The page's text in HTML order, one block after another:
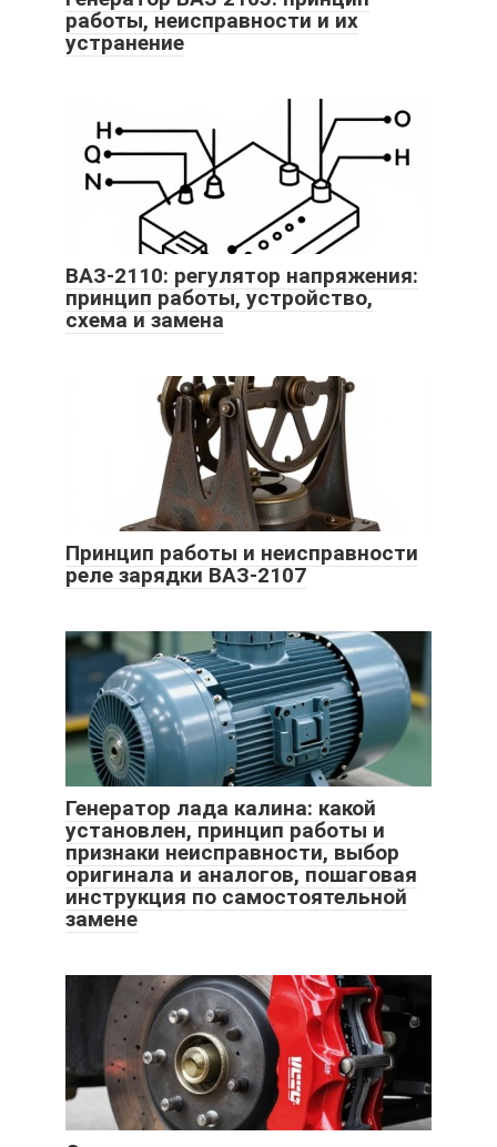
работы, неисправности и их
устранение
ВАЗ-2110: регулятор напряжения:
принцип работы, устройство,
схема и замена
Принцип работы и неисправности
реле зарядки ВАЗ-2107
Генератор лада калина: какой
установлен, принцип работы и
признаки неисправности, выбор
оригинала и аналогов, пошаговая
инструкция по самостоятельной
замене